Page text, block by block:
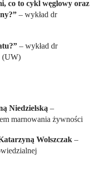
co to cykl węglowy oraz
– wykład dr
– wykład dr
(UW)
Niedzielską –
marnowania żywności
Wolszczak –